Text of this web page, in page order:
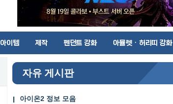
아이템 제작 펜던트 강화 아뮬렛 · 허리띠 강화
자유 게시판
아이온2 정보 모음